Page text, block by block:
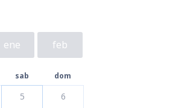
ene feb
sab dom
5 6